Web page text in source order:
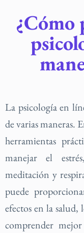
¿Cómo
La psicología en
de varias maneras.
herramientas
manejar el
meditación y
puede
efectos en la salud,
comprender